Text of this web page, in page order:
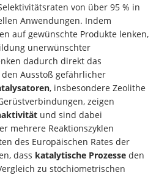
von über 95 % in
Anwendungen. Indem
auf gewünschte Produkte lenken,
unerwünschter
dadurch direkt das
Ausstoß gefährlicher
, insbesondere Zeolithe
zeigen
und sind dabei
mehrere Reaktionszyklen
des Europäischen Rates der
dass katalytische Prozesse den
zu stöchiometrischen